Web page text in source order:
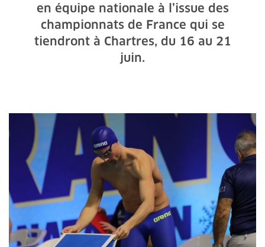
en équipe nationale à l’issue des
championnats de France qui se
tiendront à Chartres, du 16 au 21
juin.